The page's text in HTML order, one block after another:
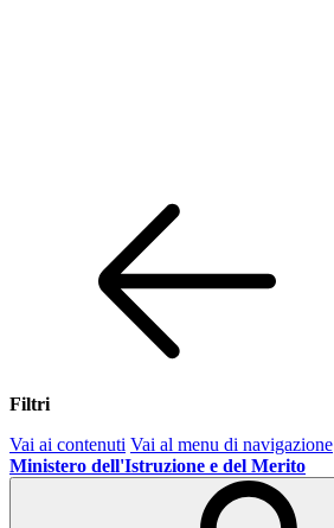
Filtri
Vai ai contenuti Vai al menu di navigazione
Ministero dell'Istruzione e del Merito